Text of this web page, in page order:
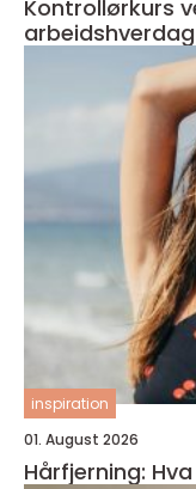
Kontrollørkurs veien til tryggere
inspiration
01. August 2026
Hårfjerning: